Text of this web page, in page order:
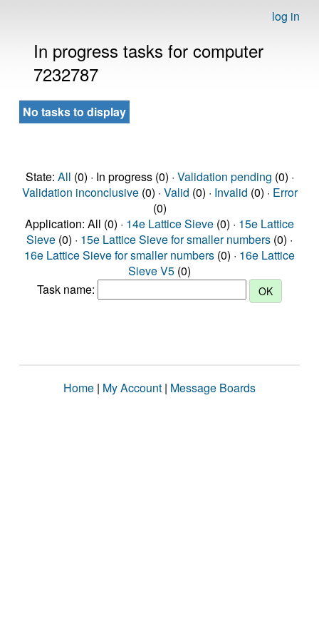
log in
In progress tasks for computer
7232787
No tasks to display
State: All (0) · In progress (0) · Validation pending (0) ·
Validation inconclusive(0) · Valid (0) · Invalid (0) · Error
(0)
Application: All (0) · 14e Lattice Sieve (0) · 15e Lattice
Sieve (0) · 15e Lattice Sieve for smaller numbers (0) ·
16e Lattice Sieve for smaller numbers (0) · 16e Lattice
Sieve V5 (0)
Task name:
Home | My Account | Message Boards